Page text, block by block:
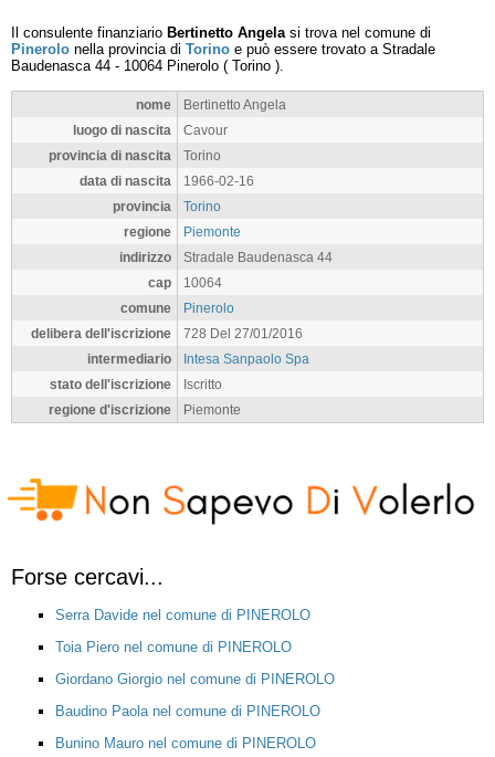
Il consulente finanziario Bertinetto Angelasi trova nel comune di
Pinerolo nella provincia di Torino e può essere trovato a Stradale
Baudenasca 44 - 10064 Pinerolo ( Torino ).
nome
Bertinetto Angela
luogo di nascita
Cavour
provincia di nascita
Torino
data di nascita
1966-02-16
provincia
Torino
regione
Piemonte
indirizzo
Stradale Baudenasca 44
cap
10064
comune
Pinerolo
delibera dell'iscrizione
728 Del 27/01/2016
intermediario
Intesa Sanpaolo Spa
stato dell'iscrizione
Iscritto
regione d'iscrizione
Piemonte
Forse cercavi...
Serra Davide nel comune di PINEROLO
Toia Piero nel comune di PINEROLO
Giordano Giorgio nel comune di PINEROLO
Baudino Paola nel comune di PINEROLO
Bunino Mauro nel comune di PINEROLO